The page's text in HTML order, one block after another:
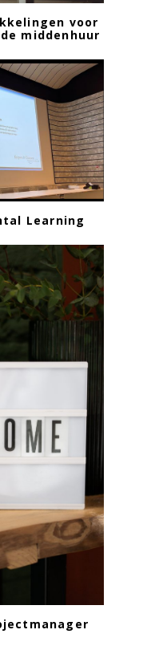
voor
middenhuur
Learning